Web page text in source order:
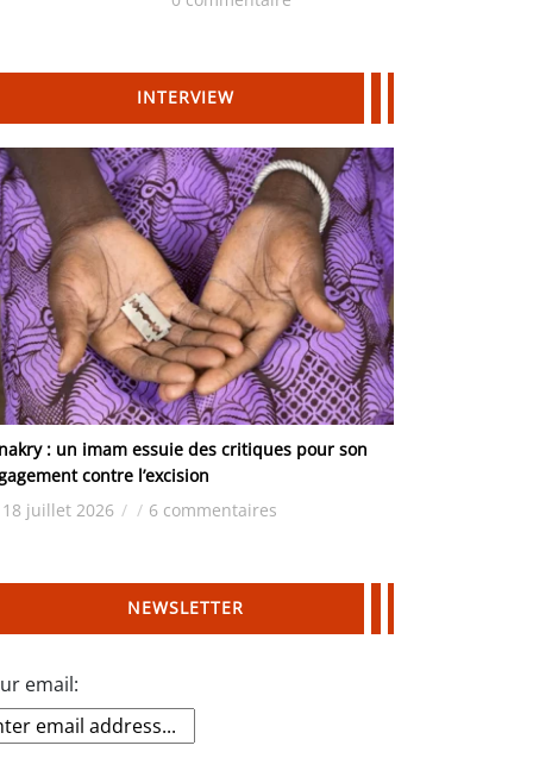
INTERVIEW
: un imam essuie des critiques pour son
contre l’excision
18 juillet 2026 / / 6 commentaires
NEWSLETTER
email: